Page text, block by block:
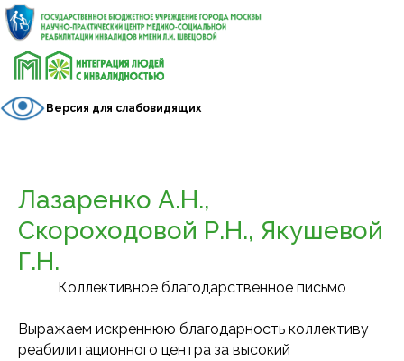
Версия для слабовидящих
Лазаренко А.Н.,
Скороходовой Р.Н., Якушевой
Г.Н.
Коллективное благодарственное письмо
Выражаем искреннюю благодарность коллективу
реабилитационного центра за высокий